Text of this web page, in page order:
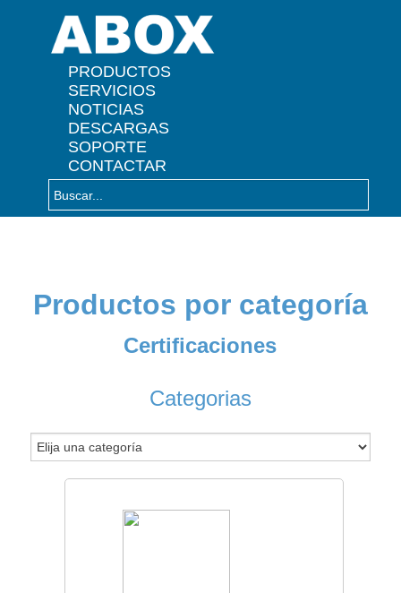
PRODUCTOS
SERVICIOS
NOTICIAS
DESCARGAS
SOPORTE
CONTACTAR
Productos por categoría
Certificaciones
Categorias